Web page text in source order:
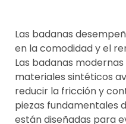
Las badanas
en la comodidad y el
Las badanas
materiales sintéticos
reducir la fricción y
piezas fundamentales
están diseñadas para